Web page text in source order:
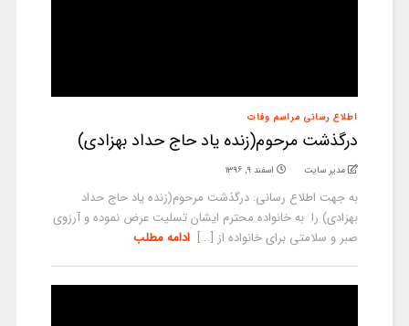
اطلاع رسانی مراسم وفات
درگذشت مرحوم(زنده یاد حاج حداد بهزادی)
مدیر سایت اسفند ۹, ۱۳۹۶
به جهت اطلاع رسانی: درگذشت مرحوم(زنده یاد حاج حداد
بهزادی) را به خانواده محترم ایشان تسلیت عرض نموده و آرزوی
صبر و سلامتی برای خانواده از [...] ادامه مطلب